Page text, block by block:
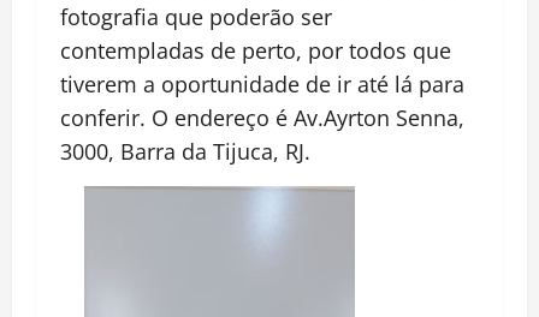
fotografia que poderão ser
contempladas de perto, por todos que
tiverem a oportunidade de ir até lá para
conferir. O endereço é Av.Ayrton Senna,
3000, Barra da Tijuca, RJ.